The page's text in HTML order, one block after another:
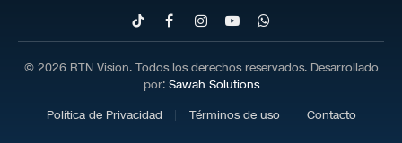
TikTokFacebookInstagram
YouTubeWhatsApp
© 2026 RTN Vision. Todos los derechos reservados. Desarrollado
por: Sawah Solutions
Política de Privacidad
Términos de uso Contacto